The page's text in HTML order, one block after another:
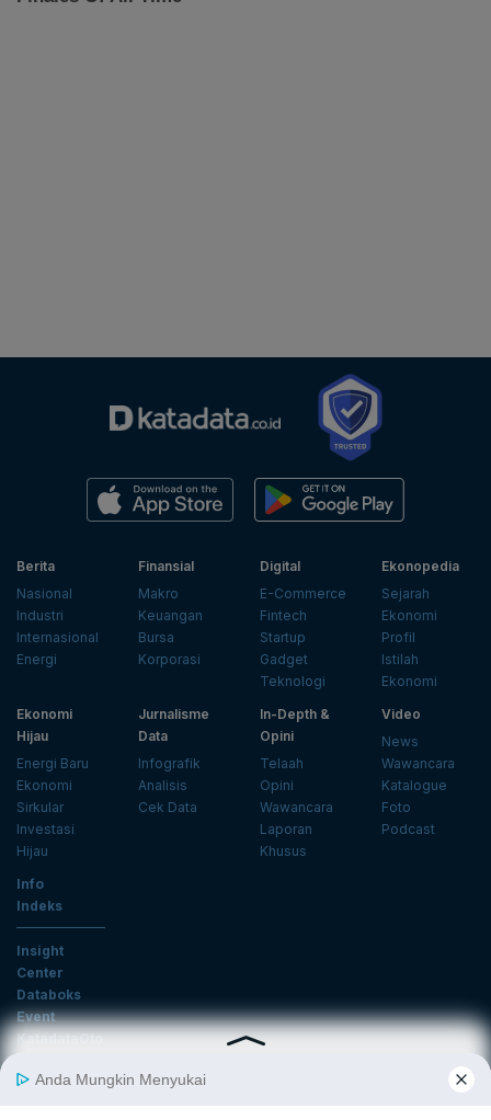
Berita
Nasional
Industri
Internasional
Energi
Finansial
Makro
Keuangan
Bursa
Korporasi
Digital
E-Commerce
Fintech
Startup
Gadget
Teknologi
Ekonopedia
Sejarah
Ekonomi
Profil
Istilah
Ekonomi
Ekonomi
Hijau
Energi Baru
Ekonomi
Sirkular
Investasi
Hijau
Jurnalisme
Data
Infografik
Analisis
Cek Data
In-Depth &
Opini
Telaah
Opini
Wawancara
Laporan
Khusus
Video
News
Wawancara
Katalogue
Foto
Podcast
Info
Indeks
Insight
Center
Databoks
Event
KatadataOto